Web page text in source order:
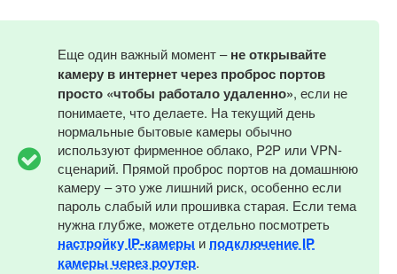
Еще один важный момент –не открывайте
камеру в интернет через проброс портов
просто «чтобы работало удаленно», если не
понимаете, что делаете. На текущий день
нормальные бытовые камеры обычно
используют фирменное облако, P2P или VPN-
сценарий. Прямой проброс портов на домашнюю
камеру – это уже лишний риск, особенно если
пароль слабый или прошивка старая. Если тема
нужна глубже, можете отдельно посмотреть
настройку IP-камеры и подключение IP
камеры через роутер.